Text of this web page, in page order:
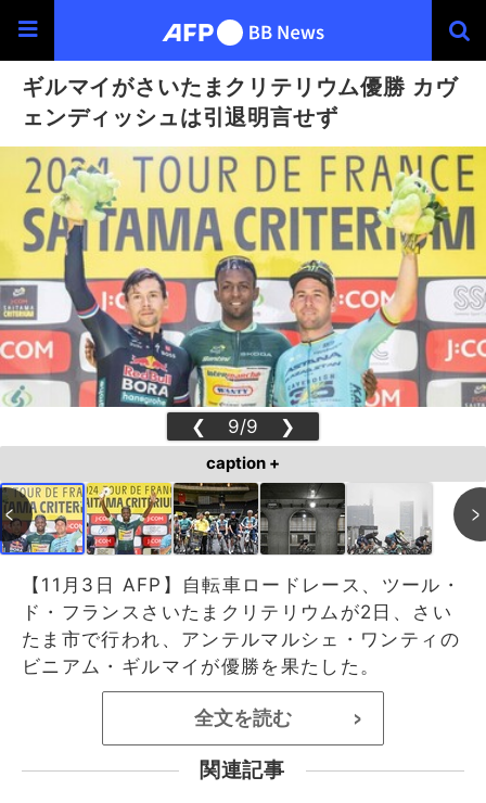
ギルマイがさいたまクリテリウム優勝 カヴ
ェンディッシュは引退明言せず
❮ 9/9 ❯
caption +
【11月3日 AFP】自転車ロードレース、ツール・
ド・フランスさいたまクリテリウムが2日、さい
たま市で行われ、アンテルマルシェ・ワンティの
ビニアム・ギルマイが優勝を果たした。
全文を読む >
関連記事